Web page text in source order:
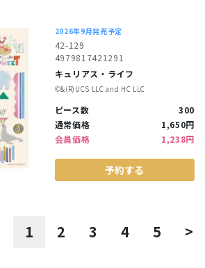
2026年9月発売予定
42-129
4979817421291
キュリアス・ライフ
©︎&(R)UCS LLC and HC LLC
ピース数
300
通常価格
1,650円
会員価格
1,238円
予約する
1 2 3 4 5 >